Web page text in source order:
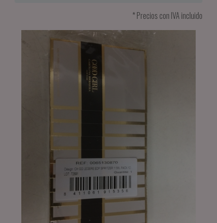
* Precios con IVA incluido